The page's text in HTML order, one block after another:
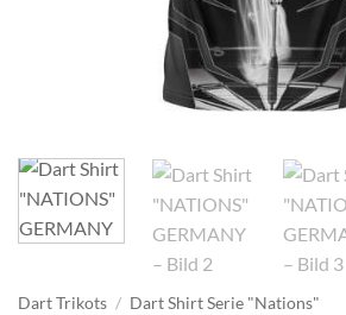
Dart Trikots / Dart Shirt Serie "Nations"